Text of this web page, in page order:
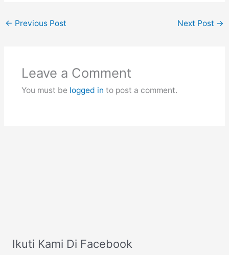
← Previous Post Next Post →
Leave a Comment
You must be logged in to post a comment.
Ikuti Kami Di Facebook